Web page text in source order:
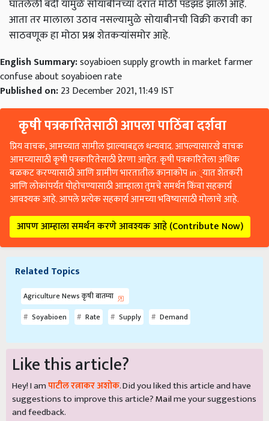
घातलेली बंदी यामुळे सोयाबीनच्या दरात मोठी पडझड झाली आहे.
आता तर मालाला उठाव नसल्यामुळे सोयाबीनची विक्री करावी का
साठवणूक हा मोठा प्रश्न शेतकर्‍यांसमोर आहे.
English Summary:soyabioen supply growth in market farmer
confuse about soyabioen rate
Published on:23 December 2021, 11:49 IST
कृषी पत्रकारितेसाठी आपला पाठिंबा दर्शवा
प्रिय वाचक, आमच्यात सामील झाल्याबद्दल धन्यवाद. आपल्यासारखे वाचक
आमच्यासाठी कृषी पत्रकारितेसाठी प्रेरणा आहेत. कृषी पत्रकारितेला अधिक
बळकट करण्यासाठी आणि ग्रामीण भारतातील कानाकोप in्यात शेतकरी
आणि लोकांपर्यंत पोहोचण्यासाठी आम्हाला तुमचे समर्थन किंवा सहकार्य
आवश्यक आहे. आपले प्रत्येक सहकार्य आमच्या भविष्यासाठी मोलाचे आहे.
आपण आम्हाला समर्थन करणे आवश्यक आहे (Contribute Now)
Related Topics
Agriculture News कृषी बातम्या
Soyabioen
Rate Supply Demand
Like this article?
Hey! I amपाटील रत्नाकर अशोक. Did you liked this article and have
suggestions to improve this article?Mailme your suggestions
and feedback.